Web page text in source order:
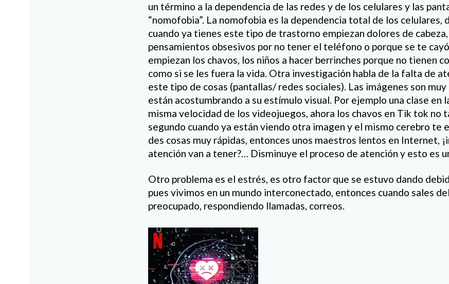
un término a la dependencia de las redes y de los celulares y las
“nomofobia”. La nomofobia es la dependencia total de los celulares,
cuando ya tienes este tipo de trastorno empiezan dolores de
pensamientos obsesivos por no tener el teléfono o porque se te
empiezan los chavos, los niños a hacer berrinches porque no tienen
como si se les fuera la vida. Otra investigación habla de la falta de
este tipo de cosas (pantallas/ redes sociales). Las imágenes son muy
están acostumbrando a su estímulo visual. Por ejemplo una clase en
misma velocidad de los videojuegos, ahora los chavos en Tik tok no
segundo cuando ya están viendo otra imagen y el mismo cerebro te
des cosas muy rápidas, entonces unos maestros lentos en Internet,
atención van a tener?… Disminuye el proceso de atención y esto es
Otro problema es el estrés, es otro factor que se estuvo dando
pues vivimos en un mundo interconectado, entonces cuando sales
preocupado, respondiendo llamadas, correos.